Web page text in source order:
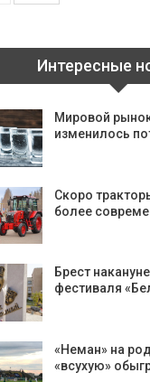
Интересные
Мировой
изменилось
Скоро
более
Брест
фестиваля
«Неман» на
«всухую»